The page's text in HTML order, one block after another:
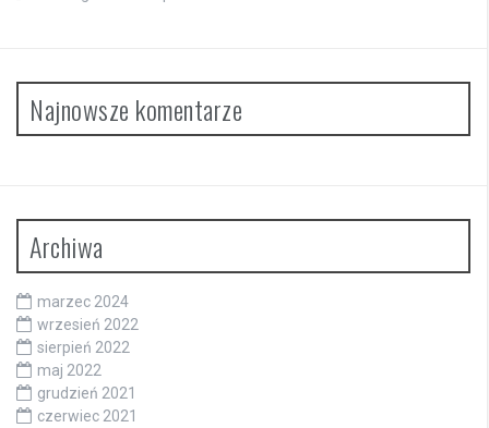
Najnowsze komentarze
Archiwa
marzec 2024
wrzesień 2022
sierpień 2022
maj 2022
grudzień 2021
czerwiec 2021